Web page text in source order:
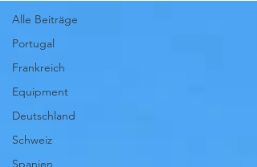
Alle Beiträge
Portugal
Frankreich
Equipment
Deutschland
Schweiz